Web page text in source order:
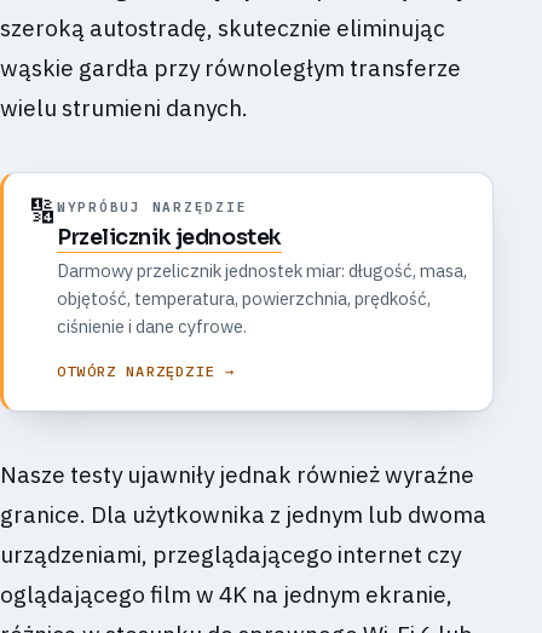
szeroką autostradę, skutecznie eliminując
wąskie gardła przy równoległym transferze
wielu strumieni danych.
🔢 WYPRÓBUJ NARZĘDZIE
Przelicznik jednostek
Darmowy przelicznik jednostek miar: długość, masa,
objętość, temperatura, powierzchnia, prędkość,
ciśnienie i dane cyfrowe.
OTWÓRZ NARZĘDZIE →
Nasze testy ujawniły jednak również wyraźne
granice. Dla użytkownika z jednym lub dwoma
urządzeniami, przeglądającego internet czy
oglądającego film w 4K na jednym ekranie,